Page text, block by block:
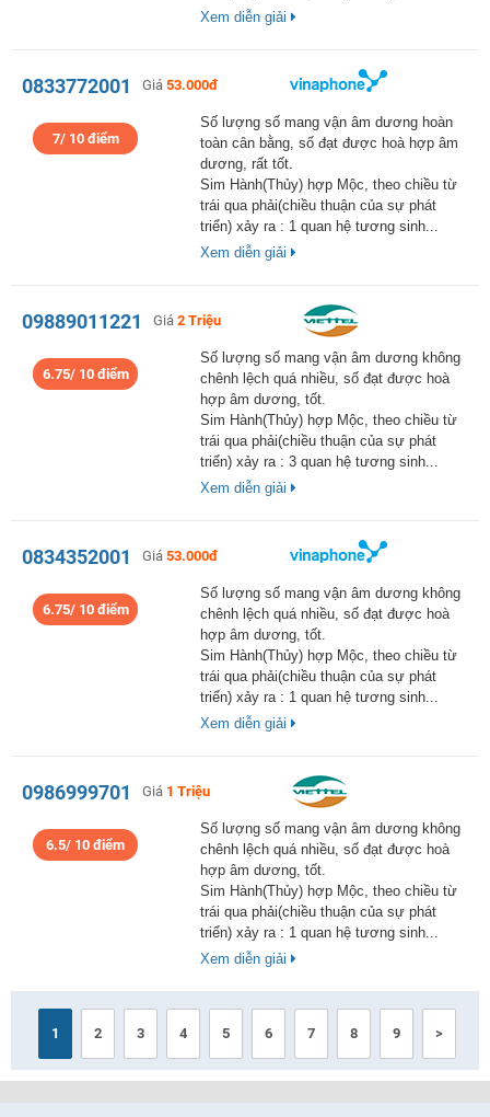
Xem diễn giải
0833772001 Giá 53.000đ
7/ 10 điểm
Số lượng số mang vận âm dương hoàn
toàn cân bằng, số đạt được hoà hợp âm
dương, rất tốt.
Sim Hành(Thủy) hợp Mộc, theo chiều từ
trái qua phải(chiều thuận của sự phát
triển) xảy ra : 1 quan hệ tương sinh...
Xem diễn giải
09889011221 Giá 2 Triệu
6.75/ 10 điểm
Số lượng số mang vận âm dương không
chênh lệch quá nhiều, số đạt được hoà
hợp âm dương, tốt.
Sim Hành(Thủy) hợp Mộc, theo chiều từ
trái qua phải(chiều thuận của sự phát
triển) xảy ra : 3 quan hệ tương sinh...
Xem diễn giải
0834352001 Giá 53.000đ
6.75/ 10 điểm
Số lượng số mang vận âm dương không
chênh lệch quá nhiều, số đạt được hoà
hợp âm dương, tốt.
Sim Hành(Thủy) hợp Mộc, theo chiều từ
trái qua phải(chiều thuận của sự phát
triển) xảy ra : 1 quan hệ tương sinh...
Xem diễn giải
0986999701 Giá 1 Triệu
6.5/ 10 điểm
Số lượng số mang vận âm dương không
chênh lệch quá nhiều, số đạt được hoà
hợp âm dương, tốt.
Sim Hành(Thủy) hợp Mộc, theo chiều từ
trái qua phải(chiều thuận của sự phát
triển) xảy ra : 1 quan hệ tương sinh...
Xem diễn giải
1 2 3 4 5 6 7 8 9 >